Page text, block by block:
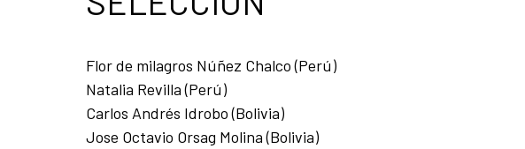
Flor de milagros Núñez Chalco (Perú)
Natalia Revilla (Perú)
Carlos Andrés Idrobo (Bolivia)
Jose Octavio Orsag Molina (Bolivia)